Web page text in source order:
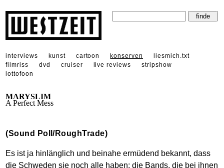
interviews kunst cartoon konserven
liesmich.txt
filmriss
dvd cruiser live reviews
stripshow
lottofoon
MARYSLIM
A Perfect Mess
(Sound Poll/RoughTrade)
Es ist ja hinlänglich und beinahe ermüdend bekannt, dass
die Schweden sie noch alle haben: die Bands, die bei ihnen